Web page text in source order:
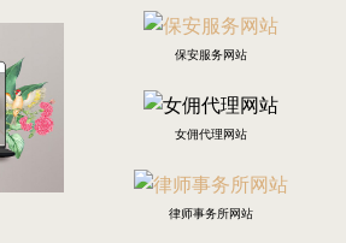
保安服务网站
女佣代理网站
律师事务所网站